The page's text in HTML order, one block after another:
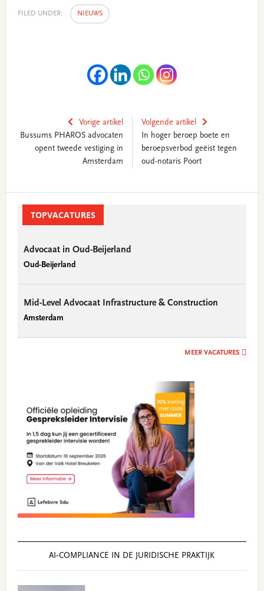
FILED UNDER: NIEUWS
Vorige artikel
Bussums PHAROS advocaten
opent tweede vestiging in
Amsterdam
Volgende artikel
In hoger beroep boete en
beroepsverbod geëist tegen
oud-notaris Poort
SidebarTOPVACATURES
Advocaat in Oud-Beijerland
Oud-Beijerland
Mid-Level Advocaat Infrastructure & Construction
Amsterdam
MEER VACATURES
AI‑COMPLIANCE IN DE JURIDISCHE PRAKTIJK